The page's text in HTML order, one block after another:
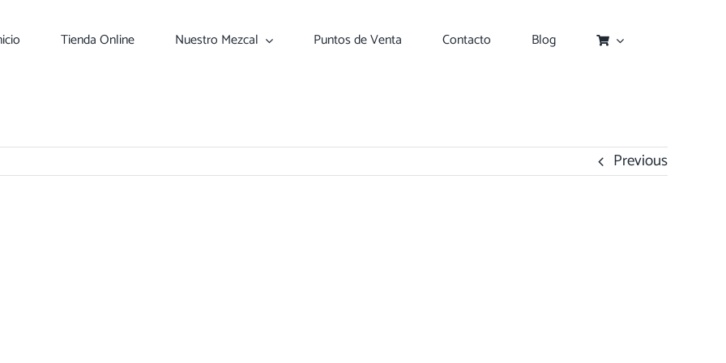
Tienda Online Nuestro Mezcal Puntos de Venta Contacto Blog
Previous